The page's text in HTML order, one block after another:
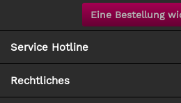
Eine Bestellung
Service Hotline
Rechtliches